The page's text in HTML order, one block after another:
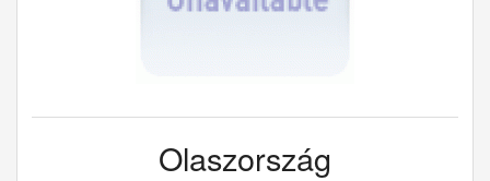
Olaszország